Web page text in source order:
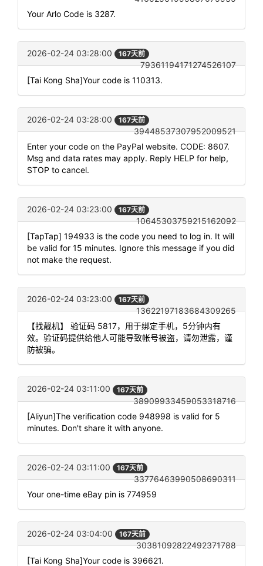
Your Arlo Code is 3287.
2026-02-24 03:28:00 167天前
79361194171274526107
[Tai Kong Sha]Your code is 110313.
2026-02-24 03:28:00 167天前
39448537307952009521
Enter your code on the PayPal website. CODE: 8607.
Msg and data rates may apply. Reply HELP for help,
STOP to cancel.
2026-02-24 03:23:00 167天前
10645303759215162092
[TapTap] 194933 is the code you need to log in. It will
be valid for 15 minutes. Ignore this message if you did
not make the request.
2026-02-24 03:23:00 167天前
13622197183684309265
【找靓机】 验证码 5817，用于绑定手机，5分钟内有
效。验证码提供给他人可能导致帐号被盗，请勿泄露，谨
防被骗。
2026-02-24 03:11:00 167天前
38909933459053318716
[Aliyun]The verification code 948998 is valid for 5
minutes. Don't share it with anyone.
2026-02-24 03:11:00 167天前
33776463990508690311
Your one-time eBay pin is 774959
2026-02-24 03:04:00 167天前
30381092822492371788
[Tai Kong Sha]Your code is 396621.